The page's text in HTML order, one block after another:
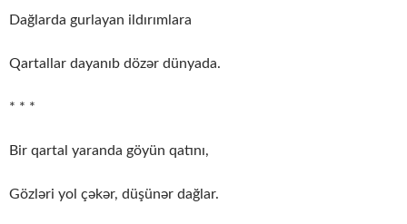
Dağlarda gurlayan ildırımlara
Qartallar dayanıb dözər dünyada.
* * *
Bir qartal yaranda göyün qatını,
Gözləri yol çəkər, düşünər dağlar.